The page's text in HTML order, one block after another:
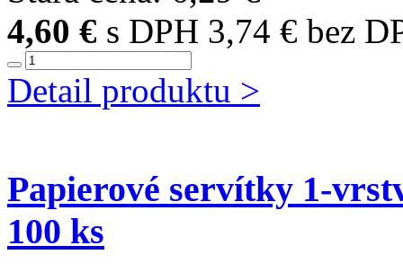
4,60 € s DPH 3,74 € bez
Detail produktu >
Papierové servítky 1-
100 ks